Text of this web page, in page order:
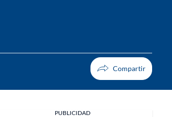
PUBLICIDAD